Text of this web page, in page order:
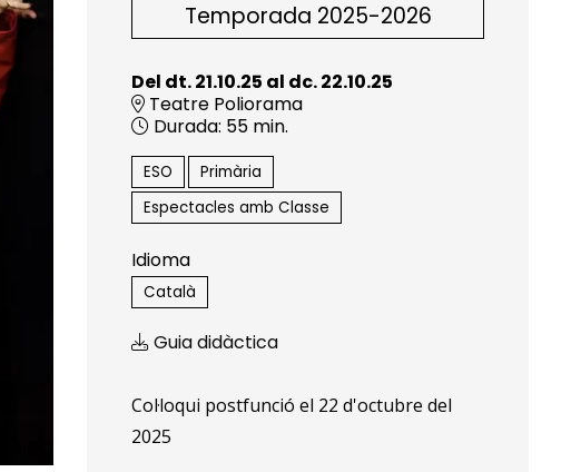
Temporada 2025-2026
Del dt. 21.10.25 al dc. 22.10.25
Teatre Poliorama
Durada: 55 min.
ESO
Primària
Espectacles amb Classe
Idioma
Català
Guia didàctica
Col·loqui postfunció el 22 d'octubre del
2025